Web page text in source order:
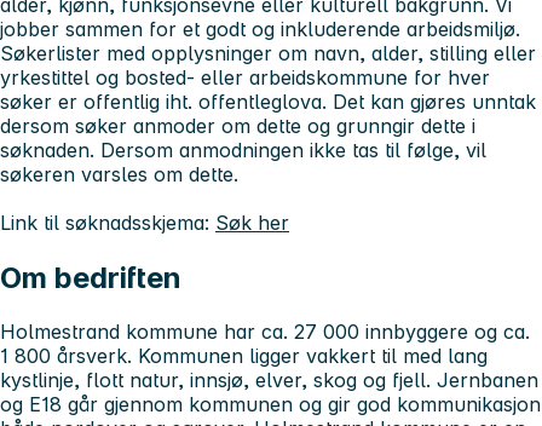
jobber sammen for et godt og inkluderende arbeidsmiljø.
Søkerlister med opplysninger om navn, alder, stilling eller
yrkestittel og bosted- eller arbeidskommune for hver
søker er offentlig iht. offentleglova. Det kan gjøres unntak
dersom søker anmoder om dette og grunngir dette i
søknaden. Dersom anmodningen ikke tas til følge, vil
søkeren varsles om dette.
Link til søknadsskjema: Søk her
Om bedriften
Holmestrand kommune har ca. 27 000 innbyggere og ca.
1 800 årsverk. Kommunen ligger vakkert til med lang
kystlinje, flott natur, innsjø, elver, skog og fjell. Jernbanen
og E18 går gjennom kommunen og gir god kommunikasjon